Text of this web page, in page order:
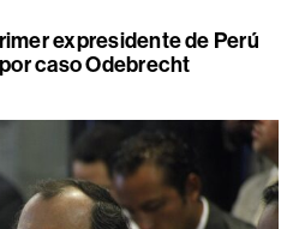
expresidente de Perú
caso Odebrecht